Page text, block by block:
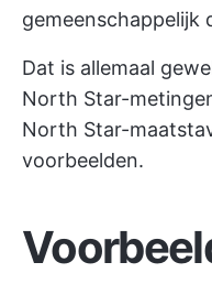
gemeenschappelijk
Dat is allemaal
North Star-
North Star-
voorbeelden.